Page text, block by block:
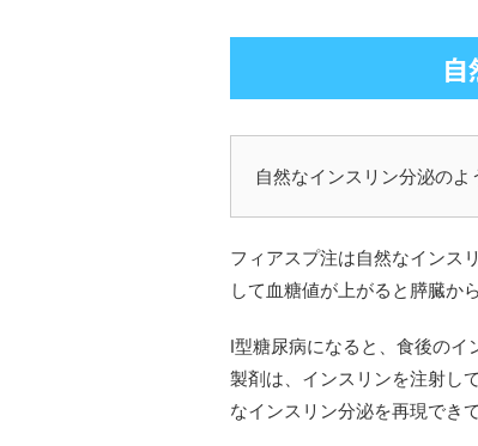
自然なインスリン分泌のよ
フィアスプ注は自然なインス
して血糖値が上がると膵臓か
Ⅰ型糖尿病になると、食後の
製剤は、インスリンを注射し
なインスリン分泌を再現でき